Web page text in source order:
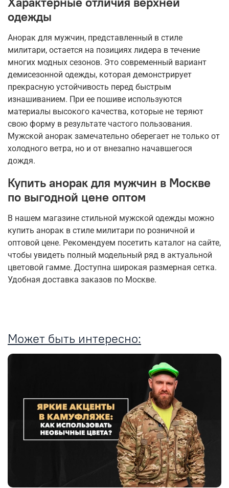
одежды
Анорак для мужчин, представленный в стиле
милитари, остается на позициях лидера в течение
многих модных сезонов. Это современный вариант
демисезонной одежды, которая демонстрирует
прекрасную устойчивость перед быстрым
изнашиванием. При ее пошиве используются
материалы высокого качества, которые не теряют
свою форму в результате частого пользования.
Мужской анорак замечательно оберегает не только от
холодного ветра, но и от внезапно начавшегося
дождя.
Купить анорак для мужчин в Москве
по выгодной цене оптом
В нашем магазине стильной мужской одежды можно
купить анорак в стиле милитари по розничной и
оптовой цене. Рекомендуем посетить каталог на сайте,
чтобы увидеть полный модельный ряд в актуальной
цветовой гамме. Доступна широкая размерная сетка.
Удобная доставка заказов по Москве.
Может быть интересно: